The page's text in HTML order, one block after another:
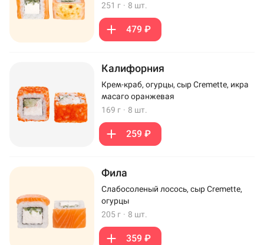
251 г · 8 шт.
479 ₽
Калифорния
Крем-краб, огурцы, сыр Cremette, икра
масаго оранжевая
169 г · 8 шт.
259 ₽
Фила
Слабосоленый лосось, сыр Cremette,
огурцы
205 г · 8 шт.
359 ₽